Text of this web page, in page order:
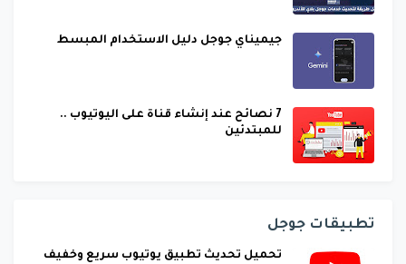
جيميناي جوجل دليل الاستخدام المبسط
7 نصائح عند إنشاء قناة على اليوتيوب ..
للمبتدئين
تطبيقات جوجل
تحميل تحديث تطبيق يوتيوب سريع وخفيف